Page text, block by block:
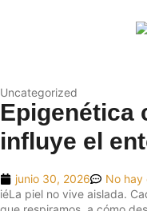
Uncategorized
Epigenética
influye el
junio 30, 2026
No hay
iéLa piel no vive aislada.